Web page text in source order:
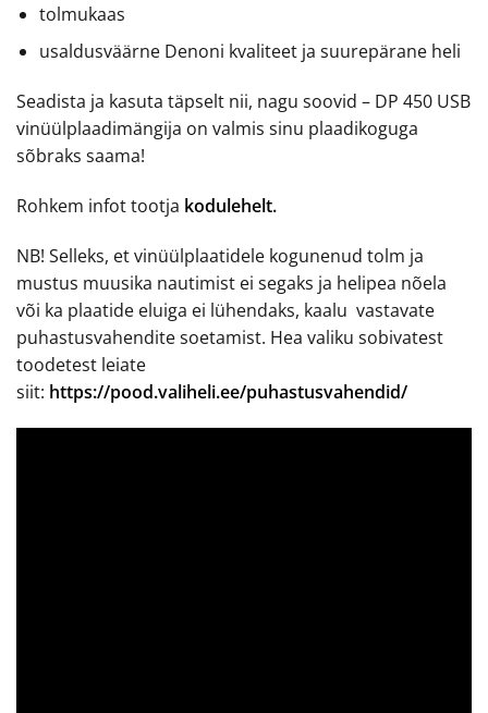
tolmukaas
usaldusväärne Denoni kvaliteet ja suurepärane heli
Seadista ja kasuta täpselt nii, nagu soovid – DP 450 USB
vinüülplaadimängija on valmis sinu plaadikoguga
sõbraks saama!
Rohkem infot tootja kodulehelt.
NB! Selleks, et vinüülplaatidele kogunenud tolm ja
mustus muusika nautimist ei segaks ja helipea nõela
või ka plaatide eluiga ei lühendaks, kaalu vastavate
puhastusvahendite soetamist. Hea valiku sobivatest
toodetest leiate
siit: https://pood.valiheli.ee/puhastusvahendid/